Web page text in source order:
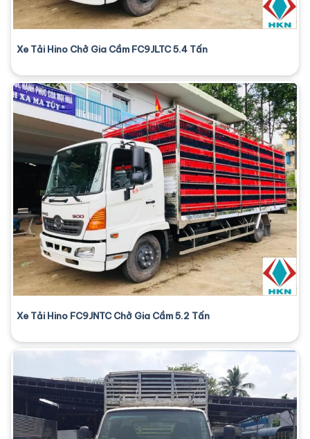
Xe Tải Hino Chở Gia Cầm FC9JLTC 5.4 Tấn
Xe Tải Hino FC9JNTC Chở Gia Cầm 5.2 Tấn